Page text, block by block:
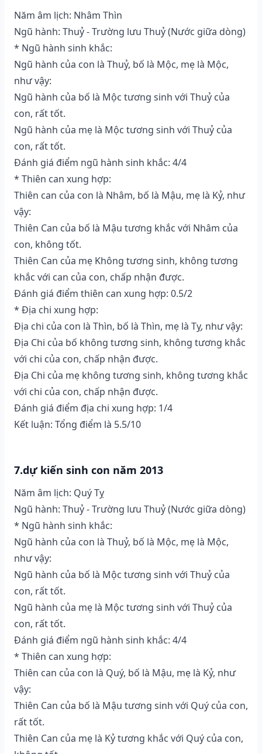
Năm âm lịch: Nhâm Thìn
Ngũ hành: Thuỷ - Trường lưu Thuỷ (Nước giữa dòng)
* Ngũ hành sinh khắc:
Ngũ hành của con là Thuỷ, bố là Mộc, mẹ là Mộc,
như vậy:
Ngũ hành của bố là Mộc tương sinh với Thuỷ của
con, rất tốt.
Ngũ hành của mẹ là Mộc tương sinh với Thuỷ của
con, rất tốt.
Đánh giá điểm ngũ hành sinh khắc: 4/4
* Thiên can xung hợp:
Thiên can của con là Nhâm, bố là Mậu, mẹ là Kỷ, như
vậy:
Thiên Can của bố là Mậu tương khắc với Nhâm của
con, không tốt.
Thiên Can của mẹ Không tương sinh, không tương
khắc với can của con, chấp nhận được.
Đánh giá điểm thiên can xung hợp: 0.5/2
* Địa chi xung hợp:
Địa chi của con là Thìn, bố là Thìn, mẹ là Tỵ, như vậy:
Địa Chi của bố không tương sinh, không tương khắc
với chi của con, chấp nhận được.
Địa Chi của mẹ không tương sinh, không tương khắc
với chi của con, chấp nhận được.
Đánh giá điểm địa chi xung hợp: 1/4
Kết luận: Tổng điểm là 5.5/10
7.dự kiến sinh con năm 2013
Năm âm lịch: Quý Tỵ
Ngũ hành: Thuỷ - Trường lưu Thuỷ (Nước giữa dòng)
* Ngũ hành sinh khắc:
Ngũ hành của con là Thuỷ, bố là Mộc, mẹ là Mộc,
như vậy:
Ngũ hành của bố là Mộc tương sinh với Thuỷ của
con, rất tốt.
Ngũ hành của mẹ là Mộc tương sinh với Thuỷ của
con, rất tốt.
Đánh giá điểm ngũ hành sinh khắc: 4/4
* Thiên can xung hợp:
Thiên can của con là Quý, bố là Mậu, mẹ là Kỷ, như
vậy:
Thiên Can của bố là Mậu tương sinh với Quý của con,
rất tốt.
Thiên Can của mẹ là Kỷ tương khắc với Quý của con,